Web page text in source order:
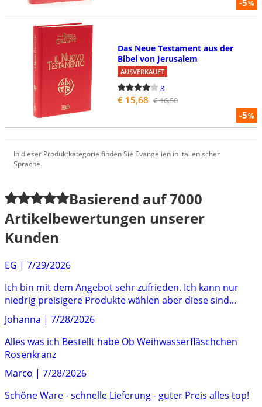
%
-5%
Das Neue Testament aus der
Bibel von Jerusalem
AUSVERKAUFT
8
€ 15,68 € 16,50
In dieser Produktkategorie finden Sie Evangelien in italienischer
Sprache.
Basierend auf7000
Artikelbewertungen unserer
Kunden
EG | 7/29/2026
Ich bin mit dem Angebot sehr zufrieden. Ich kann nur
niedrig preisigere Produkte wählen aber diese sind...
Johanna | 7/28/2026
Alles was ich Bestellt habe Ob Weihwasserfläschchen
Rosenkranz
Marco | 7/28/2026
Schöne Ware - schnelle Lieferung - guter Preis alles top!